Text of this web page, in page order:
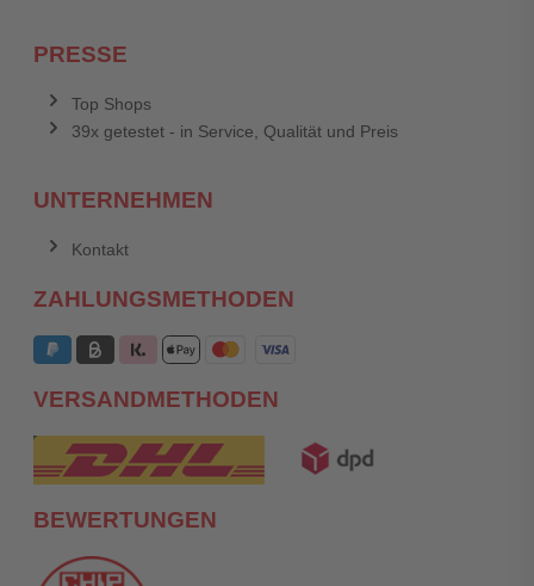
PRESSE
Top Shops
39x getestet - in Service, Qualität und Preis
UNTERNEHMEN
Kontakt
ZAHLUNGSMETHODEN
VERSANDMETHODEN
BEWERTUNGEN